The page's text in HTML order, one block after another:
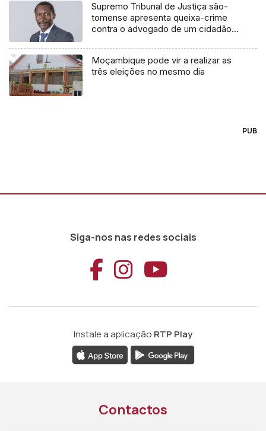
Supremo Tribunal de Justiça são-
tomense apresenta queixa-crime
contra o advogado de um cidadão
Moçambique pode vir a realizar as
três eleições no mesmo dia
PUB
Siga-nos nas redes sociais
Aceder ao
Aceder ao
Aceder
Instale a aplicação RTP Play
Contactos